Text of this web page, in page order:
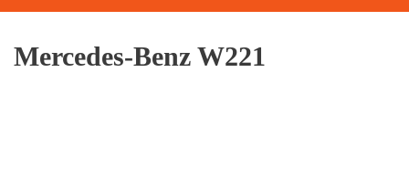
Mercedes-Benz W221